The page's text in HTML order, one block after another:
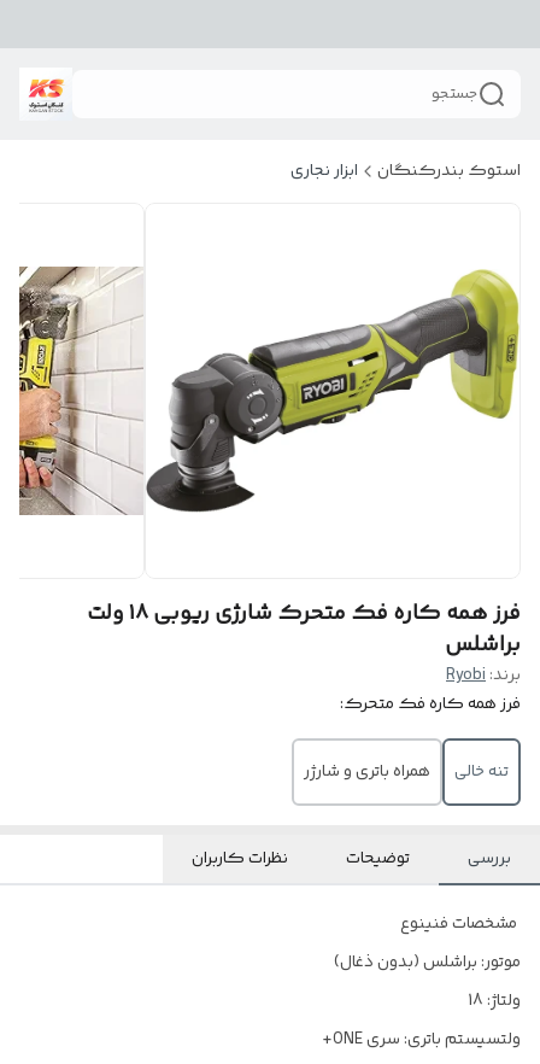
جستجو
استوک بندرکنگان ابزار نجاری
فرز همه کاره فک متحرک شارژی ریوبی ۱۸ ولت
براشلس
برند:Ryobi
فرز همه کاره فک متحرک:
تنه خالی همراه باتری و شارژر
بررسی توضیحات نظرات کاربران
مشخصات فنینوع
موتور: براشلس (بدون ذغال)
ولتاژ: 18
ولتسیستم باتری: سری ONE+